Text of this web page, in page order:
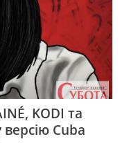
KODI та
Cuba